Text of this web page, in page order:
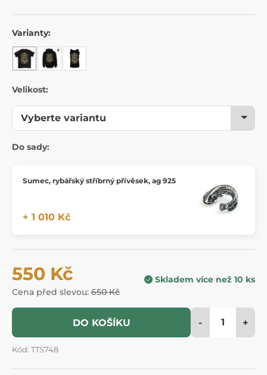
Varianty:
Velikost:
Do sady:
Sumec, rybářský stříbrný přívěsek, ag 925
+ 1 010 Kč
550 Kč
Cena před slevou: 650 Kč
Skladem více než 10 ks
DO KOŠÍKU - +
Kód: TTS748